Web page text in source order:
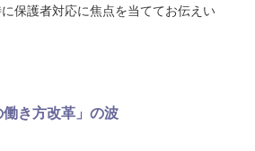
保護者対応に焦点を当ててお伝えい
き方改革」の波